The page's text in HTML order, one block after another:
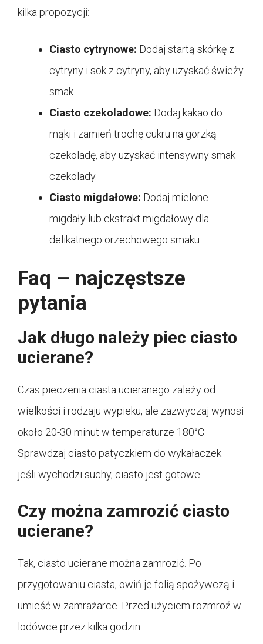
kilka propozycji:
Ciasto cytrynowe: Dodaj startą skórkę z
cytryny i sok z cytryny, aby uzyskać świeży
smak.
Ciasto czekoladowe: Dodaj kakao do
mąki i zamień trochę cukru na gorzką
czekoladę, aby uzyskać intensywny smak
czekolady.
Ciasto migdałowe: Dodaj mielone
migdały lub ekstrakt migdałowy dla
delikatnego orzechowego smaku.
Faq – najczęstsze
pytania
Jak długo należy piec ciasto
ucierane?
Czas pieczenia ciasta ucieranego zależy od
wielkości i rodzaju wypieku, ale zazwyczaj wynosi
około 20-30 minut w temperaturze 180°C.
Sprawdzaj ciasto patyczkiem do wykałaczek –
jeśli wychodzi suchy, ciasto jest gotowe.
Czy można zamrozić ciasto
ucierane?
Tak, ciasto ucierane można zamrozić. Po
przygotowaniu ciasta, owiń je folią spożywczą i
umieść w zamrażarce. Przed użyciem rozmroź w
lodówce przez kilka godzin.